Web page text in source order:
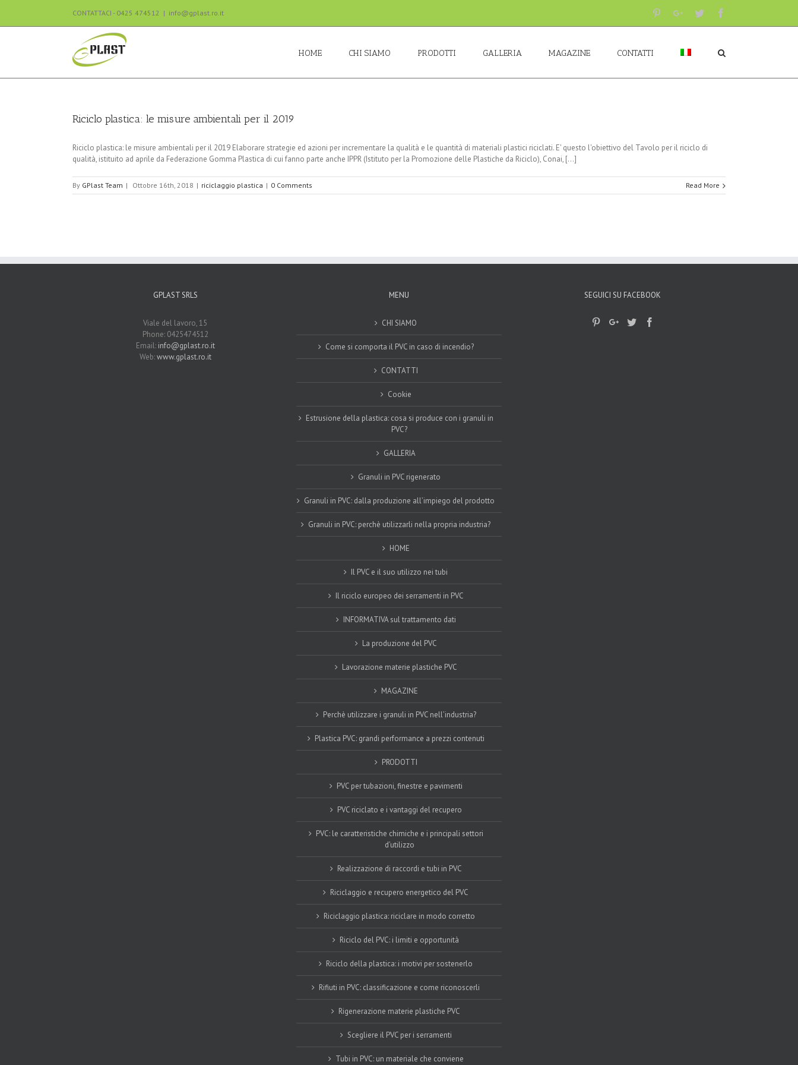
CONTATTACI - 0425 474512 | info@gplast.ro.it PinterestGoogle+Twitter
HOME CHI SIAMO PRODOTTI GALLERIA MAGAZINE CONTATTI
Riciclo plastica: le misure ambientali per il 2019
Riciclo plastica: le misure ambientali per il 2019 Elaborare strategie ed azioni per incrementare la qualità e le quantità di materiali plastici riciclati. E' questo l'obiettivo del Tavolo per il riciclo di
qualità, istituito ad aprile da Federazione Gomma Plastica di cui fanno parte anche IPPR (Istituto per la Promozione delle Plastiche da Riciclo), Conai, [...]
By GPlast Team | Ottobre 16th, 2018 | riciclaggio plastica | 0 Comments Read More
GPLAST SRLS
Viale del lavoro, 15
Phone: 0425474512
Email: info@gplast.ro.it
Web:www.gplast.ro.it
MENU
CHI SIAMO
Come si comporta il PVC in caso di incendio?
CONTATTI
Cookie
Estrusione della plastica: cosa si produce con i granuli in
PVC?
GALLERIA
Granuli in PVC rigenerato
Granuli in PVC: dalla produzione all’impiego del prodotto
Granuli in PVC: perchè utilizzarli nella propria industria?
HOME
Il PVC e il suo utilizzo nei tubi
Il riciclo europeo dei serramenti in PVC
INFORMATIVA sul trattamento dati
La produzione del PVC
Lavorazione materie plastiche PVC
MAGAZINE
Perchè utilizzare i granuli in PVC nell’industria?
Plastica PVC: grandi performance a prezzi contenuti
PRODOTTI
PVC per tubazioni, finestre e pavimenti
PVC riciclato e i vantaggi del recupero
PVC: le caratteristiche chimiche e i principali settori
d’utilizzo
Realizzazione di raccordi e tubi in PVC
Riciclaggio e recupero energetico del PVC
Riciclaggio plastica: riciclare in modo corretto
Riciclo del PVC: i limiti e opportunità
Riciclo della plastica: i motivi per sostenerlo
Rifiuti in PVC: classificazione e come riconoscerli
Rigenerazione materie plastiche PVC
Scegliere il PVC per i serramenti
Tubi in PVC: un materiale che conviene
SEGUICI SU FACEBOOK